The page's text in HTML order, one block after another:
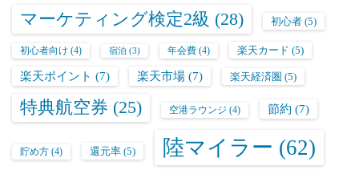
マーケティング検定2級 (28) 初心者 (5)
初心者向け (4) 宿泊 (3) 年会費 (4) 楽天カード (5)
楽天ポイント (7) 楽天市場 (7) 楽天経済圏 (5)
特典航空券 (25) 空港ラウンジ (4) 節約 (7)
貯め方 (4) 還元率 (5) 陸マイラー (62)